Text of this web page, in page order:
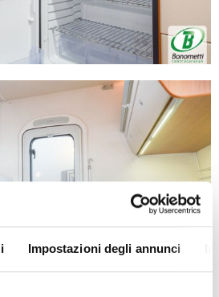
Impostazioni degli annunci